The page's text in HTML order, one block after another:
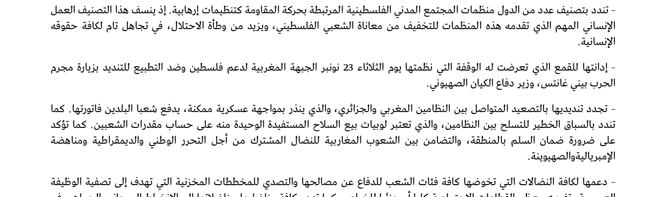
– تندد بتصنيف عدد من الدول منظمات المجتمع المدني الفلسطينية المرتبطة بحركة المقاومة كتنظيمات إرهابية. إذ ينسف هذا التصنيف العمل
الإنساني المهم الذي تقدمه هذه المنظمات للتخفيف من معاناة الشعبي الفلسطيني، ويزيد من وطأة الاحتلال، في تجاهل تام لكافة حقوقه
الإنسانية.
– إدانتها للقمع الذي تعرضت له الوقفة التي نظمتها يوم الثلاثاء 23 نونبر الجبهة المغربية لدعم فلسطين وضد التطبيع للتنديد بزيارة مجرم
الحرب بيني غانتس، وزير دفاع الكيان الصهيوني.
– تجدد تنديديها بالتصعيد المتواصل بين النظامين المغربي والجزائري، والذي ينذر بمواجهة عسكرية ممكنة، يدفع شعبا البلدين فاتورتها. كما
تندد بالسباق الخطير للتسلح بين النظامين، والذي تعتبر لوبيات بيع السلاح المستفيدة الوحيدة منه على حساب مقدرات الشعبين. كما تؤكد
على ضرورة ضمان السلم بالمنطقة، والتضامن بين الشعوب المغاربية للنضال المشترك من أجل التحرر الوطني والديمقراطية ومناهضة
الإمبرياليةوالصهيوينة.
– دعمها لكافة النضالات التي تخوضها كافة فئات الشعب للدفاع عن مصالحها والتصدي للمخططات المخزنية التي تهدف إلى تصفية الوظيفة